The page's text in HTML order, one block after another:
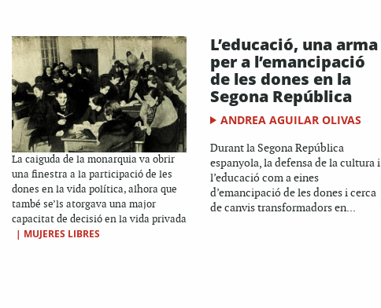
La caiguda de la monarquia va obrir
una finestra a la participació de les
dones en la vida política, alhora que
també se’ls atorgava una major
capacitat de decisió en la vida privada
| MUJERES LIBRES
L’educació, una arma
per a l’emancipació
de les dones en la
Segona República
ANDREA AGUILAR OLIVAS
Durant la Segona República
espanyola, la defensa de la cultura i
l’educació com a eines
d’emancipació de les dones i cerca
de canvis transformadors en...